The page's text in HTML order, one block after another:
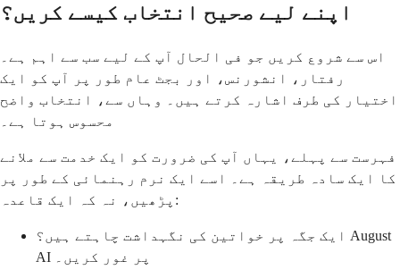
اپنے لیے صحیح انتخاب کیسے کریں؟
اس سے شروع کریں جو فی الحال آپ کے لیے سب سے اہم ہے۔
رفتار، انشورنس، اور بجٹ عام طور پر آپ کو ایک
اختیار کی طرف اشارہ کرتے ہیں۔ وہاں سے، انتخاب واضح
محسوس ہوتا ہے۔
فہرست سے پہلے، یہاں آپ کی ضرورت کو ایک خدمت سے ملانے
کا ایک سادہ طریقہ ہے۔ اسے ایک نرم رہنمائی کے طور پر
پڑھیں، نہ کہ ایک قاعدہ:
ایک جگہ پر خواتین کی نگہداشت چاہتے ہیں؟ August
AI پر غور کریں۔